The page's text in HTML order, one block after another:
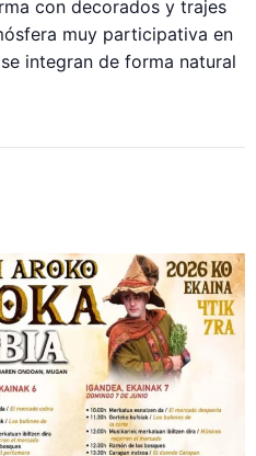
con decorados y trajes
muy participativa en
integran de forma natural